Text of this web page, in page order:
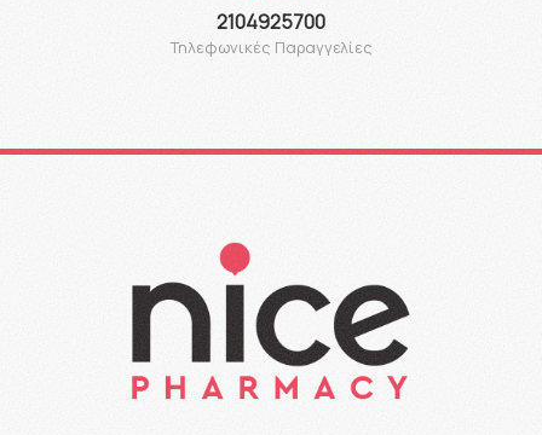
2104925700
Τηλεφωνικές Παραγγελίες